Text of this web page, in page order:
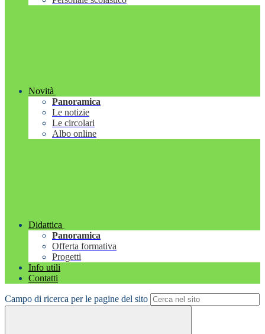
Novità
Panoramica
Le notizie
Le circolari
Albo online
Didattica
Panoramica
Offerta formativa
Progetti
Info utili
Contatti
Campo di ricerca per le pagine del sito